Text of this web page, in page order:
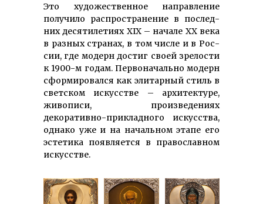
Это ху­дожествен­ное на­правле­ние
получило рас­про­стра­не­ние в послед­
них де­ся­ти­ле­тиях XIX – на­ча­ле ХХ ве­ка
в разных странах, в том числе и в Рос­
сии, где модерн достиг своей зрелости
к 1900-м годам. Первоначально модерн
сформировался как элитарный стиль в
светском искусстве – архитектуре,
живописи, произведениях
декоративно-прикладного искусства,
однако уже и на начальном этапе его
эстетика появляется в православном
искусстве.